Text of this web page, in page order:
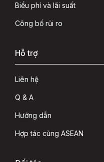
Biểu phí và lãi suất
Công bố rủi ro
Hỗ trợ
Liên hệ
Q & A
Hướng dẫn
Hợp tác cùng ASEAN